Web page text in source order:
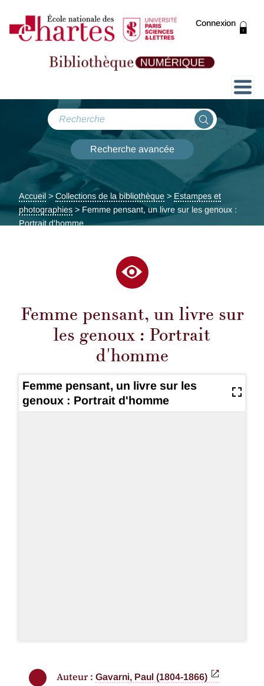
Connexion
Présentation
Collections
Expositions
ThENC@
Recherche avancée
Accueil > Collections de la bibliothèque > Estampes et
photographies > Femme pensant, un livre sur les genoux :
Portrait d'homme
Femme pensant, un livre sur
les genoux : Portrait
d'homme
Femme pensant, un livre sur les
genoux : Portrait d'homme
Auteur : Gavarni, Paul (1804-1866)